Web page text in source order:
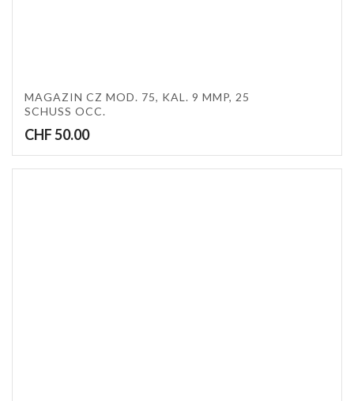
MAGAZIN CZ MOD. 75, KAL. 9 MMP, 25
SCHUSS OCC.
CHF50.00